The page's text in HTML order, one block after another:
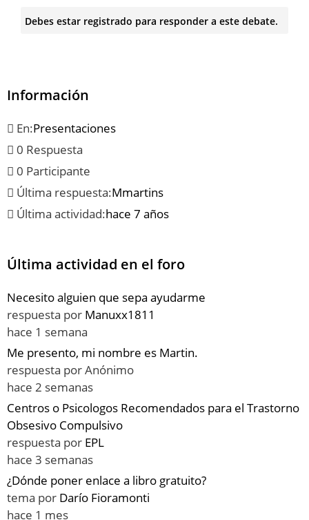
Debes estar registrado para responder a este debate.
Información
En:Presentaciones
0 Respuesta
0 Participante
Última respuesta:Mmartins
Última actividad:hace 7 años
Última actividad en el foro
Necesito alguien que sepa ayudarme
respuesta por Manuxx1811
hace 1 semana
Me presento, mi nombre es Martin.
respuesta porAnónimo
hace 2 semanas
Centros o Psicologos Recomendados para el Trastorno
Obsesivo Compulsivo
respuesta por EPL
hace 3 semanas
¿Dónde poner enlace a libro gratuito?
tema por Darío Fioramonti
hace 1 mes